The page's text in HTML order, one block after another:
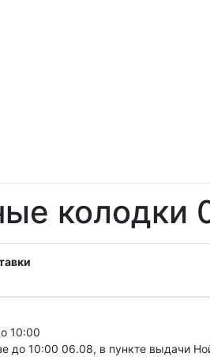
колодки
10:00
до 10:00 06.08, в пункте выдачи